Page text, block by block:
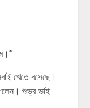
খেতে বসেছে।
শুভ্র ভাই